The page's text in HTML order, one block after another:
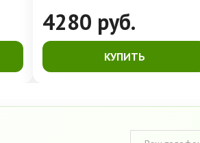
4280 руб.
КУПИТЬ